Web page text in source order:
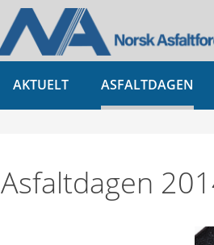
AKTUELT ASFALTDAGEN
Asfaltdagen